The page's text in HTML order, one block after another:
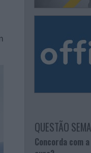
QUESTÃO
Concorda com